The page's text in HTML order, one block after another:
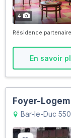
4
Résidence partenaire
En savoir
Foyer-
Bar-le-Duc